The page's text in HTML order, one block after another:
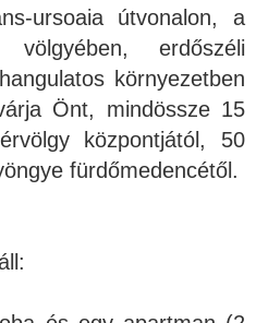
ursoaia útvonalon, a
völgyében, erdőszéli
környezetben
Önt, mindössze 15
központjától, 50
fürdőmedencétől.